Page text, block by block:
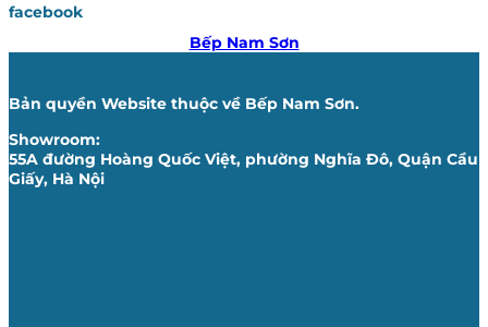
facebook
Bếp Nam Sơn
Bản quyền Website thuộc về Bếp Nam Sơn.
Showroom:
55A đường Hoàng Quốc Việt, phường Nghĩa Đô, Quận Cầu
Giấy, Hà Nội